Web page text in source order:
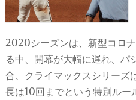
2020シーズンは、新型コロ
る中、開幕が大幅に遅れ、パ
合、クライマックスシリーズ
長は10回までという特別ルー